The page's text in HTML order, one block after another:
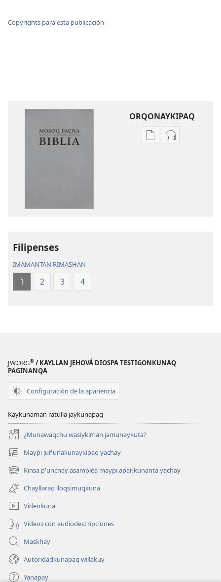
Copyrights para esta publicación
ORQONAYKIPAQ
Kaypi Kaypin
Filipenses
IMAMANTAN RIMASHAN
1 2 3 4
JW.ORG® / KAYLLAN JEHOVÁ DIOSPA TESTIGONKUNAQ
PAGINANQA
Configuración de la apariencia
Kaykunaman ratulla jaykunapaq
¿Munawaqchu wasiykiman jamunaykuta?
Maypi juñunakunaykipaq yachay
(abre
una
nueva
ventana)
Kinsa p'unchay asamblea maypi aparikunanta yachay
(abre
una
nueva
ventana)
Chayllaraq lloqsimuqkuna
Videokuna
Videos con audiodescripciones
Maskhay
Autoridadkunapaq willakuy
Yanapay